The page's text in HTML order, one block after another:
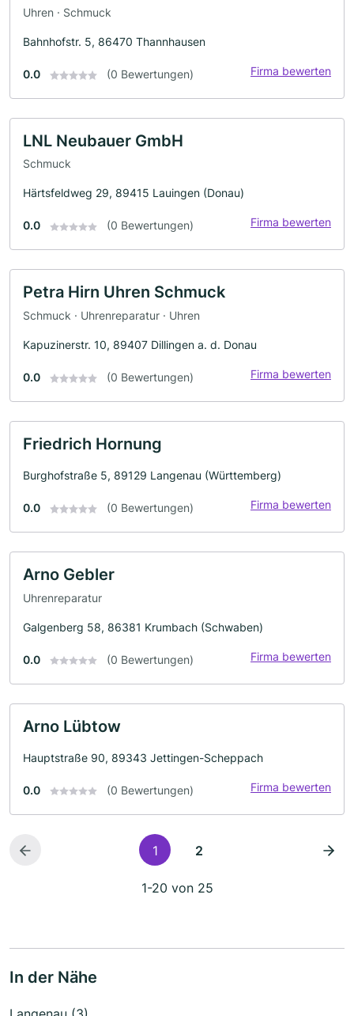
Uhren · Schmuck
Bahnhofstr. 5, 86470 Thannhausen
0.0 (0 Bewertungen) Firma bewerten
LNL Neubauer GmbH
Schmuck
Härtsfeldweg 29, 89415 Lauingen (Donau)
0.0 (0 Bewertungen) Firma bewerten
Petra Hirn Uhren Schmuck
Schmuck · Uhrenreparatur · Uhren
Kapuzinerstr. 10, 89407 Dillingen a. d. Donau
0.0 (0 Bewertungen) Firma bewerten
Friedrich Hornung
Burghofstraße 5, 89129 Langenau (Württemberg)
0.0 (0 Bewertungen) Firma bewerten
Arno Gebler
Uhrenreparatur
Galgenberg 58, 86381 Krumbach (Schwaben)
0.0 (0 Bewertungen) Firma bewerten
Arno Lübtow
Hauptstraße 90, 89343 Jettingen-Scheppach
0.0 (0 Bewertungen) Firma bewerten
1 2
1-20 von 25
In der Nähe